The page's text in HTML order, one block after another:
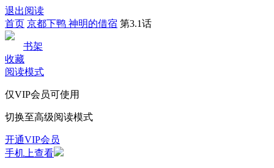
退出阅读
首页 京都下鸭 神明的借宿 第3.1话
书架
收藏
阅读模式
仅VIP会员可使用
切换至高级阅读模式
开通VIP会员
手机上查看